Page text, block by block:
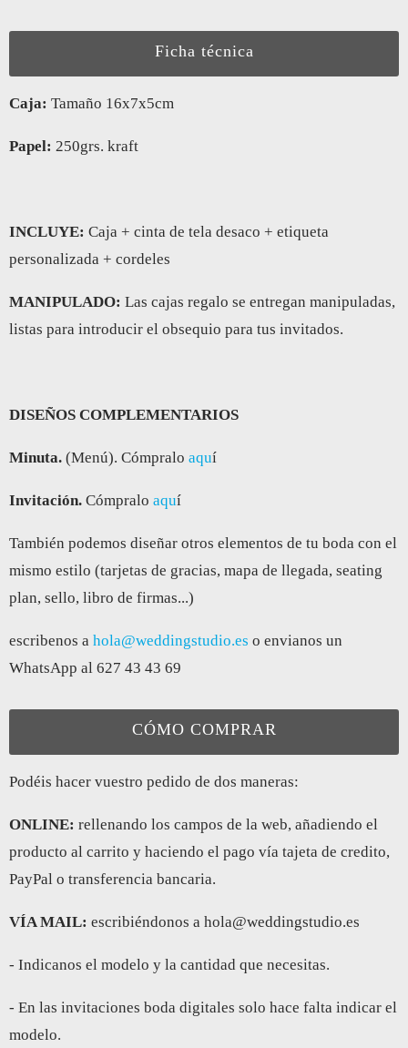
Ficha técnica
Caja: Tamaño 16x7x5cm
Papel: 250grs. kraft
INCLUYE: Caja + cinta de tela desaco + etiqueta
personalizada + cordeles
MANIPULADO: Las cajas regalo se entregan manipuladas,
listas para introducir el obsequio para tus invitados.
DISEÑOS COMPLEMENTARIOS
Minuta. (Menú). Cómpralo aquí
Invitación. Cómpralo aquí
También podemos diseñar otros elementos de tu boda con el
mismo estilo (tarjetas de gracias, mapa de llegada, seating
plan, sello, libro de firmas...)
escribenos a hola@weddingstudio.es o envianos un
WhatsApp al 627 43 43 69
CÓMO COMPRAR
Podéis hacer vuestro pedido de dos maneras:
ONLINE: rellenando los campos de la web, añadiendo el
producto al carrito y haciendo el pago vía tajeta de credito,
PayPal o transferencia bancaria.
VÍA MAIL: escribiéndonos a hola@weddingstudio.es
- Indicanos el modelo y la cantidad que necesitas.
- En las invitaciones boda digitales solo hace falta indicar el
modelo.